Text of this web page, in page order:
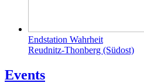
Endstation Wahrheit
Reudnitz-Thonberg (Südost)
Events